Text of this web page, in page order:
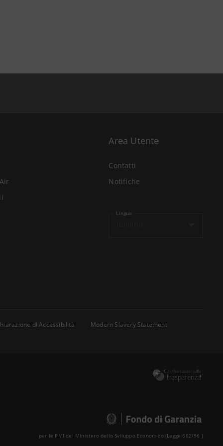
Area Utente
Contatti
Notifiche
Lingua
di Accessibilità
Modern Slavery Statement
per le PMI del Ministero dello Sviluppo Economico (Legge 662/96 )